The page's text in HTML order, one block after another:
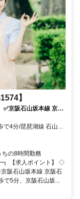
】
京阪石山坂本線 京阪
5分、京阪石山坂本線
をお持ちの方
歩で7分
の8時間勤務
人ポイント】 ◇
阪石山坂本線 京阪石
5分、京阪石山坂...